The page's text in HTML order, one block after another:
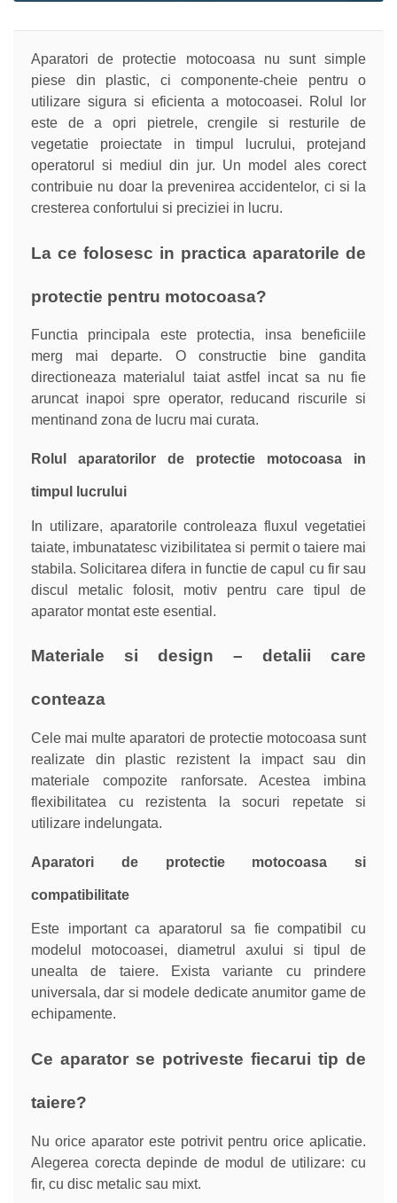
Aparatori de protectie motocoasa nu sunt simple
piese din plastic, ci componente-cheie pentru o
utilizare sigura si eficienta a motocoasei. Rolul lor
este de a opri pietrele, crengile si resturile de
vegetatie proiectate in timpul lucrului, protejand
operatorul si mediul din jur. Un model ales corect
contribuie nu doar la prevenirea accidentelor, ci si la
cresterea confortului si preciziei in lucru.
La ce folosesc in practica aparatorile de
protectie pentru motocoasa?
Functia principala este protectia, insa beneficiile
merg mai departe. O constructie bine gandita
directioneaza materialul taiat astfel incat sa nu fie
aruncat inapoi spre operator, reducand riscurile si
mentinand zona de lucru mai curata.
Rolul aparatorilor de protectie motocoasa in
timpul lucrului
In utilizare, aparatorile controleaza fluxul vegetatiei
taiate, imbunatatesc vizibilitatea si permit o taiere mai
stabila. Solicitarea difera in functie de capul cu fir sau
discul metalic folosit, motiv pentru care tipul de
aparator montat este esential.
Materiale si design – detalii care
conteaza
Cele mai multe aparatori de protectie motocoasa sunt
realizate din plastic rezistent la impact sau din
materiale compozite ranforsate. Acestea imbina
flexibilitatea cu rezistenta la socuri repetate si
utilizare indelungata.
Aparatori de protectie motocoasa si
compatibilitate
Este important ca aparatorul sa fie compatibil cu
modelul motocoasei, diametrul axului si tipul de
unealta de taiere. Exista variante cu prindere
universala, dar si modele dedicate anumitor game de
echipamente.
Ce aparator se potriveste fiecarui tip de
taiere?
Nu orice aparator este potrivit pentru orice aplicatie.
Alegerea corecta depinde de modul de utilizare: cu
fir, cu disc metalic sau mixt.